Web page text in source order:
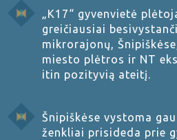
„K17“ gyvenvietė
greičiausiai
mikrorajonų,
miesto plėtros ir NT
itin pozityvią ateitį.
Šnipiškėse vystoma
ženkliai prisideda prie